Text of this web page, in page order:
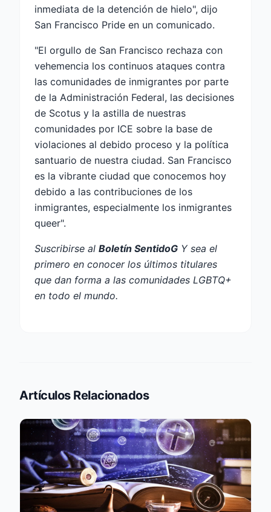
inmediata de la detención de hielo", dijo
San Francisco Pride en un comunicado.
"El orgullo de San Francisco rechaza con
vehemencia los continuos ataques contra
las comunidades de inmigrantes por parte
de la Administración Federal, las decisiones
de Scotus y la astilla de nuestras
comunidades por ICE sobre la base de
violaciones al debido proceso y la política
santuario de nuestra ciudad. San Francisco
es la vibrante ciudad que conocemos hoy
debido a las contribuciones de los
inmigrantes, especialmente los inmigrantes
queer".
Suscribirse al Boletín SentidoG Y sea el
primero en conocer los últimos titulares
que dan forma a las comunidades LGBTQ+
en todo el mundo.
Artículos Relacionados